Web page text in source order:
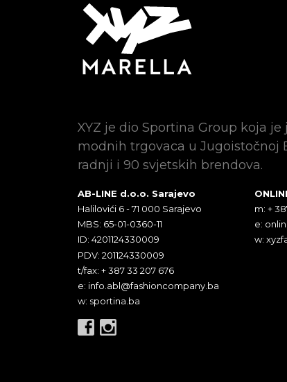
XYZ je dio Sportina Group koja
modnih trgovaca u Jugoistočnoj
radnji i 90 svjetskih brendova.
AB-LINE d.o.o. Sarajevo
Halilovići 6 - 71 000 Sarajevo
MBS: 65-01-0360-11
ID: 4201124330009
PDV: 201124330009
t/fax: + 387 33 207 676
e: info.abl@fashioncompany.ba
w: sportina.ba
m: +
e:
w: